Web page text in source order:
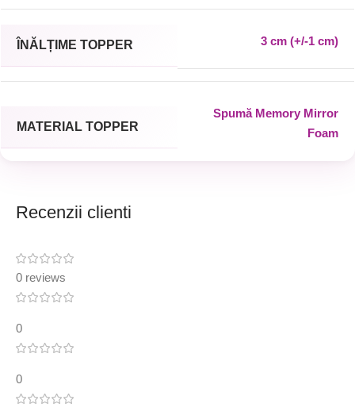
ÎNĂLȚIME TOPPER 3 cm (+/-1 cm)
MATERIAL TOPPER
Spumă Memory Mirror
Foam
Recenzii clienti
0 reviews
0
0